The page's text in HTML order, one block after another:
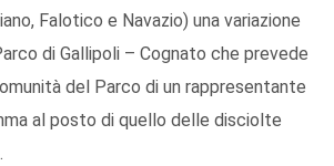
Falotico e Navazio) una variazione
di Gallipoli – Cognato che prevede
del Parco di un rappresentante
al posto di quello delle disciolte